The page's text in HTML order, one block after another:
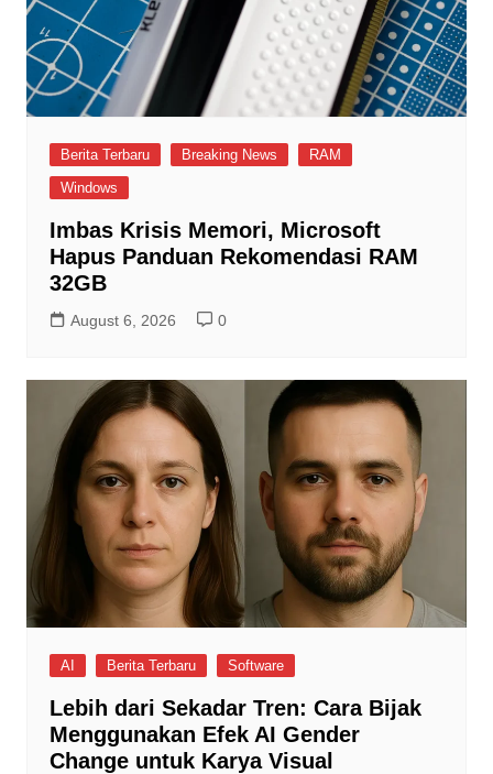
Berita Terbaru Breaking News
RAM
Windows
Imbas Krisis Memori, Microsoft
Hapus Panduan Rekomendasi RAM
32GB
August 6, 2026 0
AI Berita Terbaru Software
Lebih dari Sekadar Tren: Cara Bijak
Menggunakan Efek AI Gender
Change untuk Karya Visual